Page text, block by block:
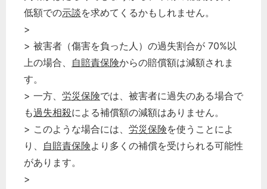
低額での示談を求めてくるかもしれません。
>
> 被害者（傷害を負った人）の過失割合が 70%以
上の場合、 自賠責保険からの賠償額は減額されま
す。
> 一方、 労災保険では、被害者に過失のある場合で
も過失相殺による補償額の減額はありません。
> このような場合には、 労災保険を使うことによ
り、 自賠責保険より多くの補償を受けられる可能性
があります。
>